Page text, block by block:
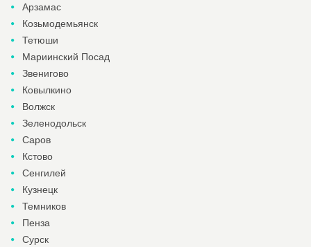
Арзамас
Козьмодемьянск
Тетюши
Мариинский Посад
Звенигово
Ковылкино
Волжск
Зеленодольск
Саров
Кстово
Сенгилей
Кузнецк
Темников
Пенза
Сурск